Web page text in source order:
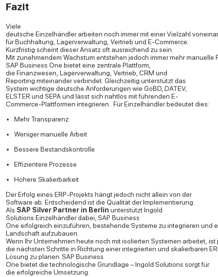
Fazit
Viele
deutsche Einzelhändler arbeiten noch immer mit einer Vielzahl
für Buchhaltung, Lagerverwaltung, Vertrieb und E-Commerce.
Kurzfristig scheint dieser Ansatz oft ausreichend zu sein.
Mit zunehmendem Wachstum entstehen jedoch immer mehr
SAP Business One bietet eine zentrale Plattform,
die Finanzwesen, Lagerverwaltung, Vertrieb, CRM und
Reporting miteinander verbindet. Gleichzeitig unterstützt das
System wichtige deutsche Anforderungen wie GoBD, DATEV,
ELSTER und SEPA und lässt sich nahtlos mit führenden E-
Commerce-Plattformen integrieren. Für Einzelhändler bedeutet dies:
Mehr Transparenz
Weniger manuelle Arbeit
Bessere Bestandskontrolle
Effizientere Prozesse
Höhere Skalierbarkeit
Der Erfolg eines ERP-Projekts hängt jedoch nicht allein von der
Software ab. Entscheidend ist die Qualität der Implementierung.
Als SAP Silver Partner in Berlin unterstützt Ingold
Solutions Einzelhändler dabei, SAP Business
One erfolgreich einzuführen, bestehende Systeme zu integrieren und
Landschaft aufzubauen.
Wenn Ihr Unternehmen heute noch mit isolierten Systemen arbeitet,
die nächsten Schritte in Richtung einer integrierten und skalierbaren
Lösung zu planen. SAP Business
One bietet die technologische Grundlage – Ingold Solutions sorgt für
die erfolgreiche Umsetzung.